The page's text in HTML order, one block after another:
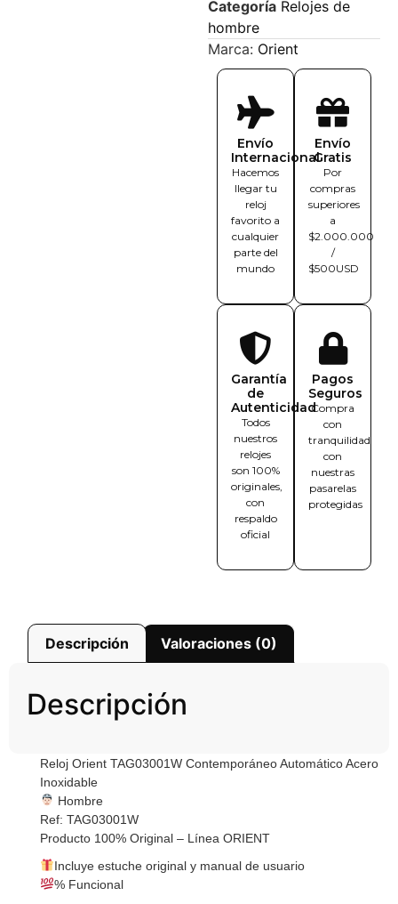
Categoría Relojes de
hombre
Marca: Orient
Envío
Internacional
Hacemos
llegar tu
reloj
favorito a
cualquier
parte del
mundo
Envío
Gratis
Por
compras
superiores
a
$2.000.000
/
$500USD
Garantía
de
Autenticidad
Todos
nuestros
relojes
son 100%
originales,
con
respaldo
oficial
Pagos
Seguros
Compra
con
tranquilidad
con
nuestras
pasarelas
protegidas
Descripción Valoraciones (0)
Descripción
Reloj Orient TAG03001W Contemporáneo Automático Acero
Inoxidable
Hombre
Ref: TAG03001W
Producto 100% Original – Línea ORIENT
Incluye estuche original y manual de usuario
% Funcional